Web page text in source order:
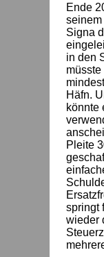
Ende
Signa
in den
Häfn.
könnte
Pleite
springt
wieder